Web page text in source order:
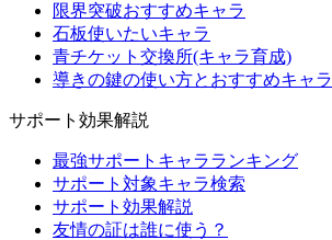
限界突破おすすめキャラ
石板使いたいキャラ
青チケット交換所(キャラ育成)
導きの鍵の使い方とおすすめキャラ
サポート効果解説
最強サポートキャラランキング
サポート対象キャラ検索
サポート効果解説
友情の証は誰に使う？